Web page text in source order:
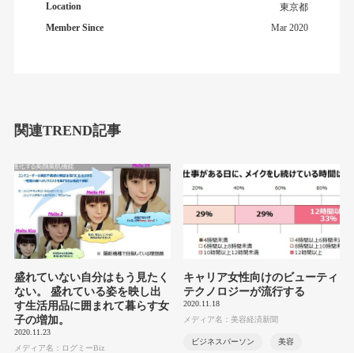
Location
東京都
Member Since
Mar 2020
関連TREND記事
盛れていない自分はもう見たく
ない。 盛れている姿を映し出
す生活用品に囲まれて暮らす女
子の増加。
2020.11.23
メディア名：ログミーBiz
キャリア女性向けのビューティ
テクノロジーが流行する
2020.11.18
メディア名：美容経済新聞
ビジネスパーソン 美容